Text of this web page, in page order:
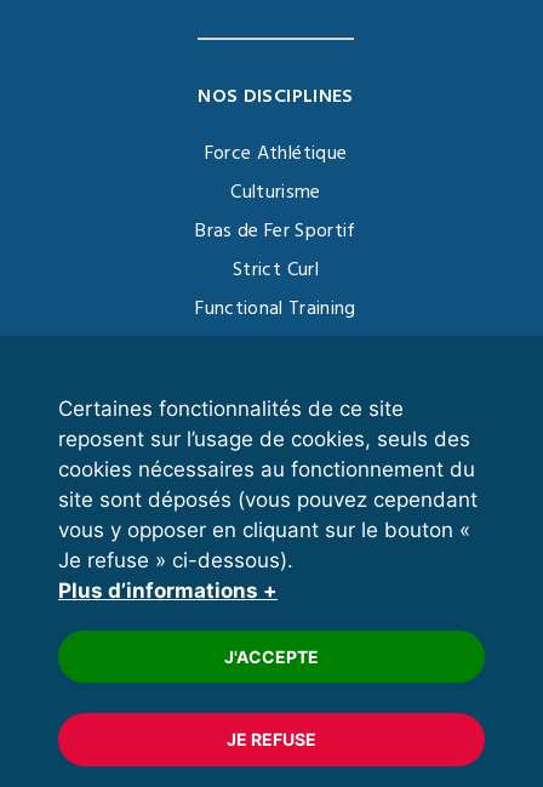
Certaines fonctionnalités de ce site
reposent sur l’usage de cookies, seuls des
cookies nécessaires au fonctionnement du
site sont déposés (vous pouvez cependant
vous y opposer en cliquant sur le bouton «
Je refuse » ci-dessous).
Plus d’informations +
J'ACCEPTE
JE REFUSE
NOS DISCIPLINES
Force Athlétique
Culturisme
Bras de Fer Sportif
Strict Curl
Functional Training
VOS ESPACES
Espace dirigeant
Espace licencié
Trouver un club
Formation
© 2020 FFFORCE Tous droits réservés